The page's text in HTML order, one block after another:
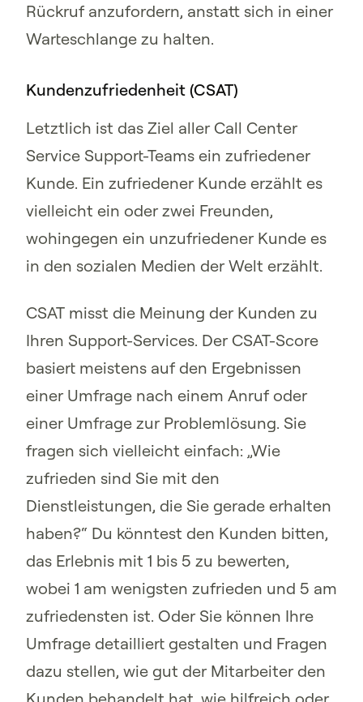
Rückruf anzufordern, anstatt sich in einer
Warteschlange zu halten.
Kundenzufriedenheit (CSAT)
Letztlich ist das Ziel aller Call Center
Service Support-Teams ein zufriedener
Kunde. Ein zufriedener Kunde erzählt es
vielleicht ein oder zwei Freunden,
wohingegen ein unzufriedener Kunde es
in den sozialen Medien der Welt erzählt.
CSAT misst die Meinung der Kunden zu
Ihren Support-Services. Der CSAT-Score
basiert meistens auf den Ergebnissen
einer Umfrage nach einem Anruf oder
einer Umfrage zur Problemlösung. Sie
fragen sich vielleicht einfach: „Wie
zufrieden sind Sie mit den
Dienstleistungen, die Sie gerade erhalten
haben?“ Du könntest den Kunden bitten,
das Erlebnis mit 1 bis 5 zu bewerten,
wobei 1 am wenigsten zufrieden und 5 am
zufriedensten ist. Oder Sie können Ihre
Umfrage detailliert gestalten und Fragen
dazu stellen, wie gut der Mitarbeiter den